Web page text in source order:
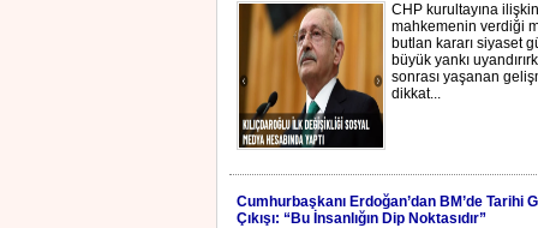
CHP kurultayına ilişkin
mahkemenin verdiği
butlan kararı siyaset
büyük yankı
sonrası yaşanan
dikkat...
Cumhurbaşkanı Erdoğan’dan BM’de Tarihi
Çıkışı: “Bu İnsanlığın Dip Noktasıdır”